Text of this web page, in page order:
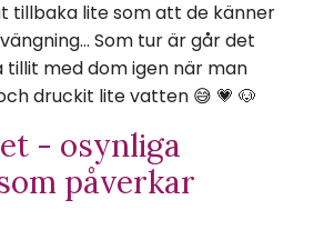
tillbaka lite som att de känner
Som tur är går det
med dom igen när man
druckit lite vatten 😅 💗 🐶
- osynliga
påverkar